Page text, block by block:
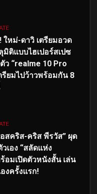
ใหม่-ดาวิ เตรียมอวด
ติแบบไฮเปอร์สเปซ
ว “realme 10 Pro
รียมไปว้าวพร้อมกัน 8
สคริส-คริส พีรวัส” ผุด
เอง “สลัดแห่ง
อมเปิดตัวหนังสั้น เล่น
องครั้งแรก!